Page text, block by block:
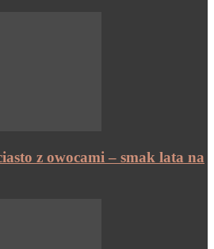
z owocami – smak lata na